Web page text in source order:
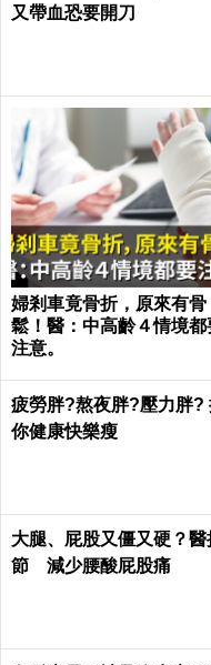
又帶血恐要開刀
婦剎車竟骨折，原來有骨
鬆！醫：中高齡４情境都
注意。
疲勞胖?熬夜胖?壓力胖?
你健康快樂瘦
大腿、屁股又僵又硬？
節 減少腰酸屁股痛